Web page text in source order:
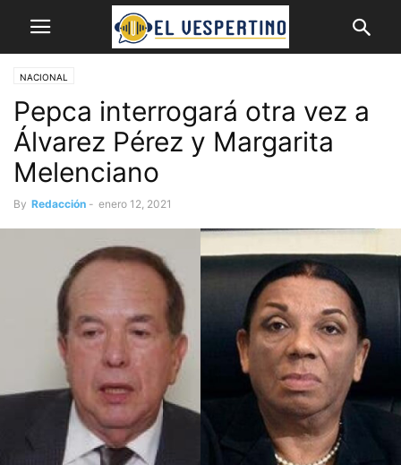
NACIONAL
Pepca interrogará otra vez a
Álvarez Pérez y Margarita
Melenciano
By Redacción - enero 12, 2021